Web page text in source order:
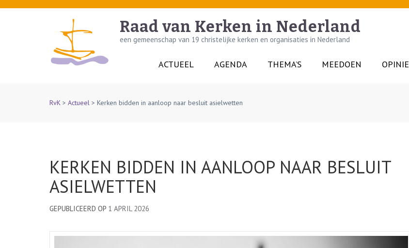
Skip
Raad van Kerken in Nederland
een gemeenschap van 19 christelijke kerken en organisaties in Nederland
ACTUEEL AGENDA THEMA’S MEEDOEN OPINIE
RvK > Actueel > Kerken bidden in aanloop naar besluit asielwetten
KERKEN BIDDEN IN AANLOOP NAAR BESLUIT
ASIELWETTEN
GEPUBLICEERD OP 1 APRIL 2026